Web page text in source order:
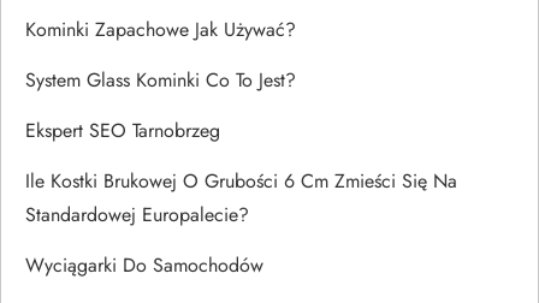
Kominki Zapachowe Jak Używać?
System Glass Kominki Co To Jest?
Ekspert SEO Tarnobrzeg
Ile Kostki Brukowej O Grubości 6 Cm Zmieści Się Na
Standardowej Europalecie?
Wyciągarki Do Samochodów